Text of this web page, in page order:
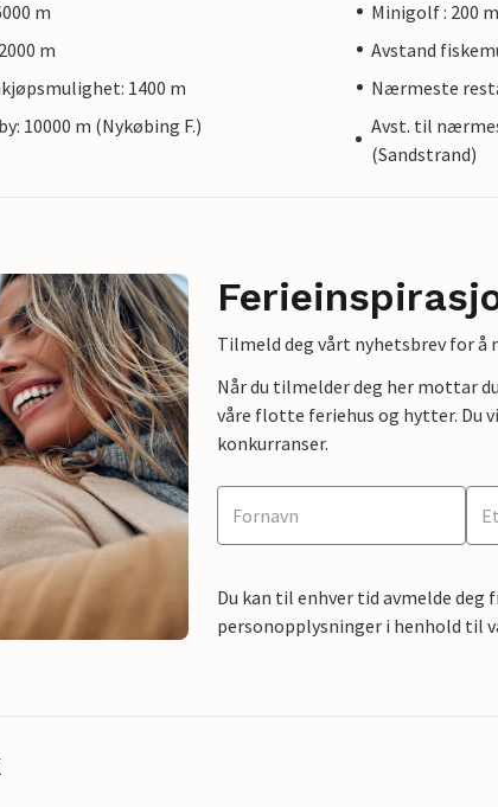
m
Minigolf : 200 m
m
Avstand
1400 m
Nærmeste
10000 m (Nykøbing F.)
Avst. til
(Sandstrand)
Tilmeld deg vårt nyhetsbrev for
Når du tilmelder deg her mottar
våre flotte feriehus og hytter. Du
konkurranser.
Du kan til enhver tid avmelde deg
personopplysninger i henhold til